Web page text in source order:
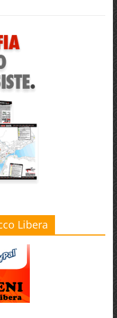
Libera